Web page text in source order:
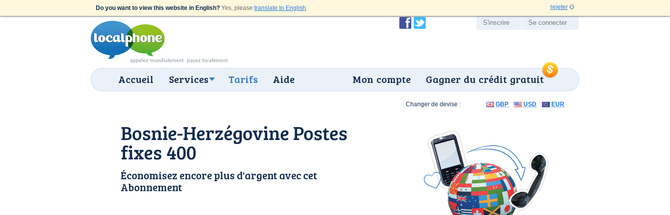
Do you want to view this website in English? Yes, please translate to English. rejeter
Accueil Services Tarifs Aide Gagner du crédit gratuit
Mon compte
S'inscrire Se connecter
Changer de devise : GBP USD EUR
Bosnie-Herzégovine Postes
fixes 400
Économisez encore plus d'argent avec cet
Abonnement